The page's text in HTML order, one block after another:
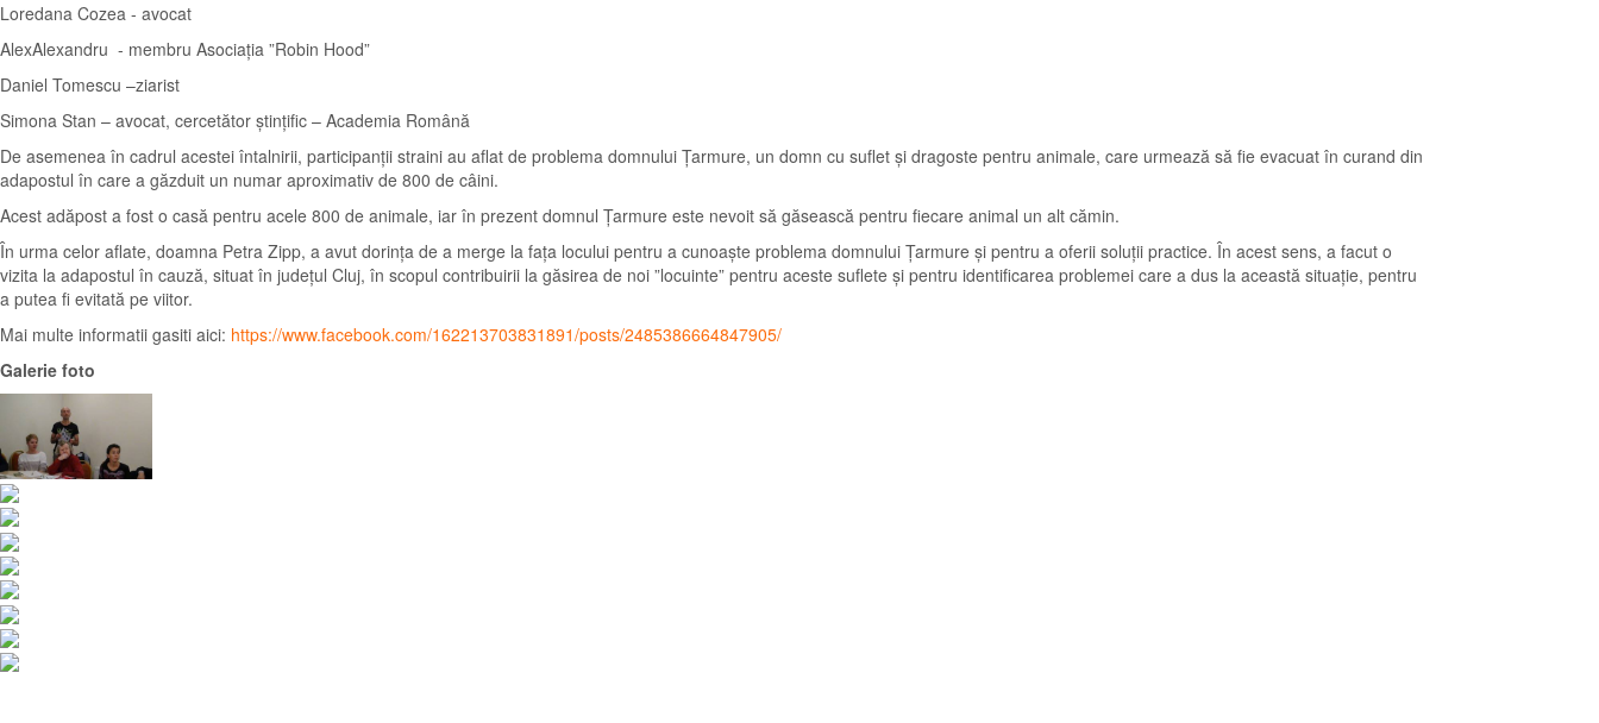
Loredana Cozea - avocat
AlexAlexandru - membru Asociația ”Robin Hood”
Daniel Tomescu –ziarist
Simona Stan – avocat, cercetător ștințific – Academia Română
De asemenea în cadrul acestei întalnirii, participanții straini au aflat de problema domnului Țarmure, un domn cu suflet și dragoste pentru animale, care urmează să fie evacuat în curand din
adapostul în care a găzduit un numar aproximativ de 800 de câini.
Acest adăpost a fost o casă pentru acele 800 de animale, iar în prezent domnul Țarmure este nevoit să găsească pentru fiecare animal un alt cămin.
În urma celor aflate, doamna Petra Zipp, a avut dorința de a merge la fața locului pentru a cunoaște problema domnului Țarmure și pentru a oferii soluții practice. În acest sens, a facut o
vizita la adapostul în cauză, situat în județul Cluj, în scopul contribuirii la găsirea de noi ”locuinte” pentru aceste suflete și pentru identificarea problemei care a dus la această situație, pentru
a putea fi evitată pe viitor.
Mai multe informatii gasiti aici: https://www.facebook.com/162213703831891/posts/2485386664847905/
Galerie foto